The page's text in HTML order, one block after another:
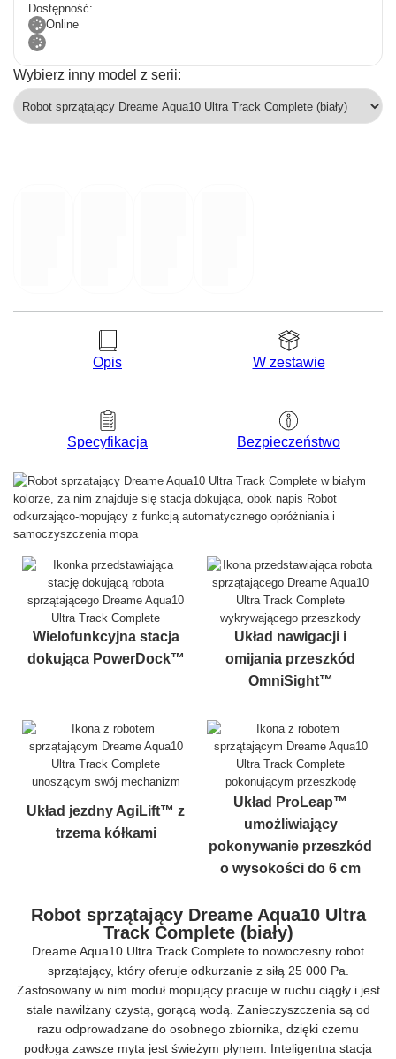
Dostępność:
Online
Wybierz inny model z serii:
Opis W zestawie
Specyfikacja Bezpieczeństwo
Wielofunkcyjna stacja
dokująca PowerDock™
Układ nawigacji i
omijania przeszkód
OmniSight™
Układ jezdny AgiLift™ z
trzema kółkami
Układ ProLeap™
umożliwiający
pokonywanie przeszkód
o wysokości do 6 cm
Robot sprzątający Dreame Aqua10 Ultra
Track Complete (biały)
Dreame Aqua10 Ultra Track Complete to nowoczesny robot
sprzątający, który oferuje odkurzanie z siłą 25 000 Pa.
Zastosowany w nim moduł mopujący pracuje w ruchu ciągły i jest
stale nawilżany czystą, gorącą wodą. Zanieczyszczenia są od
razu odprowadzane do osobnego zbiornika, dzięki czemu
podłoga zawsze myta jest świeżym płynem. Inteligentna stacja